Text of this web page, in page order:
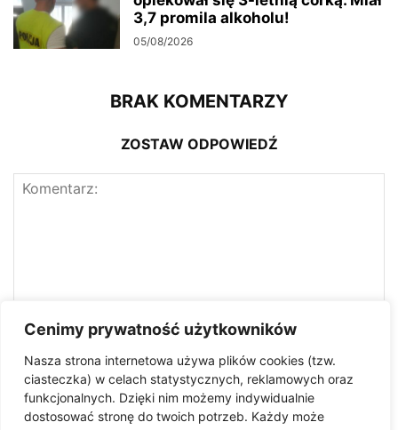
Cenimy prywatność użytkowników
Nasza strona internetowa używa plików cookies (tzw.
ciasteczka) w celach statystycznych, reklamowych oraz
funkcjonalnych. Dzięki nim możemy indywidualnie
dostosować stronę do twoich potrzeb. Każdy może
3,7 promila alkoholu!
05/08/2026
BRAK KOMENTARZY
ZOSTAW ODPOWIEDŹ